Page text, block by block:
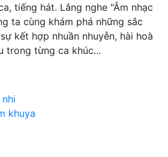
tiếng hát. Lắng nghe "Âm nhạc
ta cùng khám phá những sắc
kết hợp nhuần nhuyễn, hài hoà
trong từng ca khúc...
khuya